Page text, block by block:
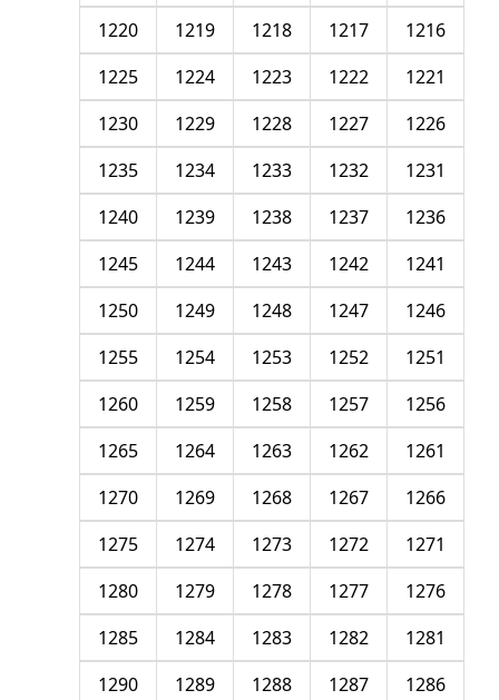
1216
1217
1218
1219
1220
1221
1222
1223
1224
1225
1226
1227
1228
1229
1230
1231
1232
1233
1234
1235
1236
1237
1238
1239
1240
1241
1242
1243
1244
1245
1246
1247
1248
1249
1250
1251
1252
1253
1254
1255
1256
1257
1258
1259
1260
1261
1262
1263
1264
1265
1266
1267
1268
1269
1270
1271
1272
1273
1274
1275
1276
1277
1278
1279
1280
1281
1282
1283
1284
1285
1286
1287
1288
1289
1290